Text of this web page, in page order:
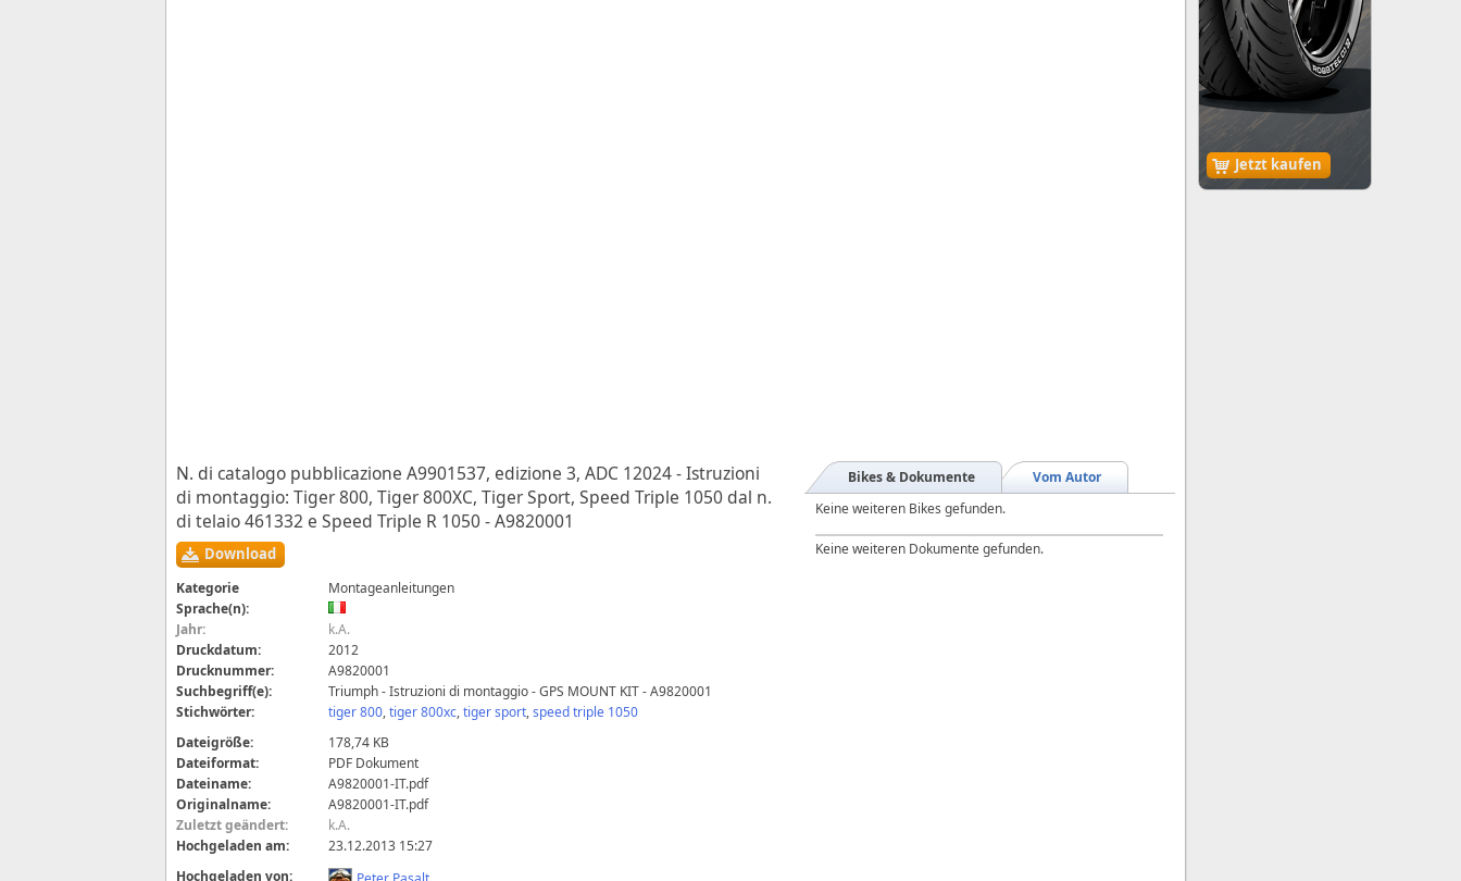
Jetzt kaufen
N. di catalogo pubblicazione A9901537, edizione 3, ADC 12024 - Istruzioni
di montaggio: Tiger 800, Tiger 800XC, Tiger Sport, Speed Triple 1050 dal n.
di telaio 461332 e Speed Triple R 1050 - A9820001
Download
Kategorie
Montageanleitungen
Sprache(n):
Jahr:
k.A.
Druckdatum:
2012
Drucknummer:
A9820001
Suchbegriff(e):
Triumph - Istruzioni di montaggio - GPS MOUNT KIT - A9820001
Stichwörter:
tiger 800,tiger 800xc,tiger sport,speed triple 1050
Dateigröße:
178,74 KB
Dateiformat:
PDF Dokument
Dateiname:
A9820001-IT.pdf
Originalname:
A9820001-IT.pdf
Zuletzt geändert:
k.A.
Hochgeladen am:
23.12.2013 15:27
Hochgeladen von:
Vom Autor
Bikes & Dokumente
Keine weiteren Bikes gefunden.
Keine weiteren Dokumente gefunden.